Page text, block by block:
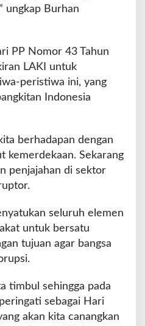
ungkap Burhan
PP Nomor 43 Tahun
LAKI untuk
peristiwa ini, yang
Indonesia
berhadapan dengan
kemerdekaan. Sekarang
penjajahan di sektor
seluruh elemen
untuk bersatu
tujuan agar bangsa
timbul sehingga pada
sebagai Hari
akan kita canangkan